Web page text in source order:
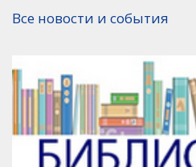
Все новости и события